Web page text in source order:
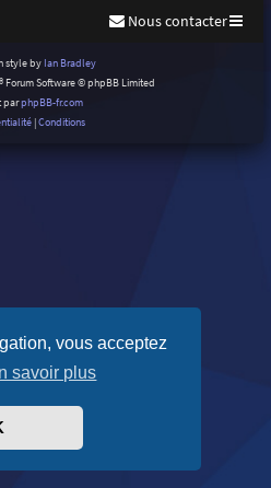
vous acceptez
savoir plus
Nous contacter
style by Ian Bradley
Forum Software © phpBB Limited
parphpBB-fr.com
|Conditions